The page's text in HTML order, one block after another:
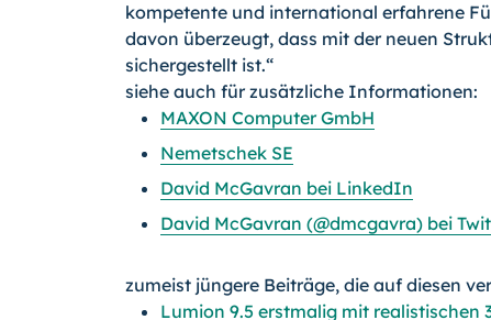
kompetente und international erfahrene
davon überzeugt, dass mit der neuen
sichergestellt ist.“
siehe auch für zusätzliche Informationen:
MAXON Computer GmbH
Nemetschek SE
David McGavran bei LinkedIn
David McGavran (@dmcgavra) bei
zumeist jüngere Beiträge, die auf diesen
Lumion 9.5 erstmalig mit realistischen